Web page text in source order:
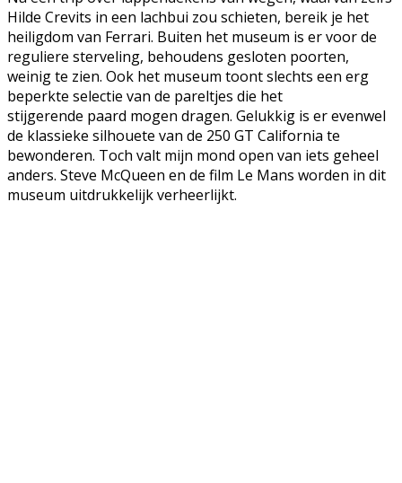
Hilde Crevits in een lachbui zou schieten, bereik je het
heiligdom van Ferrari. Buiten het museum is er voor de
reguliere sterveling, behoudens gesloten poorten,
weinig te zien. Ook het museum toont slechts een erg
beperkte selectie van de pareltjes die het
stijgerende paard mogen dragen. Gelukkig is er evenwel
de klassieke silhouete van de 250 GT California te
bewonderen. Toch valt mijn mond open van iets geheel
anders. Steve McQueen en de film Le Mans worden in dit
museum uitdrukkelijk verheerlijkt.